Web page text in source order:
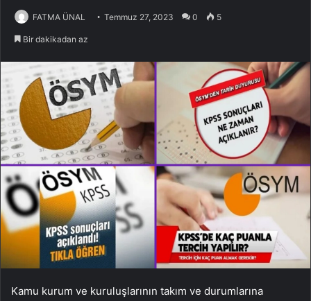
FATMA ÜNAL Temmuz 27, 2023 0 5
Bir dakikadan az
Kamu kurum ve kuruluşlarının takım ve durumlarına